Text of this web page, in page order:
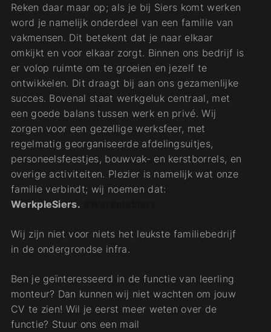
Reken daar maar op; als je bij Siers komt werken
word je namelijk onderdeel van een familie van
vakmensen. Dit betekent dat je naar elkaar
omkijkt en voor elkaar zorgt. Binnen ons bedrijf is
er volop ruimte om te groeien en jezelf te
ontwikkelen. Dit draagt bij aan ons gezamenlijke
succes. Bovenal staat werkgeluk centraal, met
een goede balans tussen werk en privé. Wij
zorgen voor een gezellige werksfeer, met
regelmatig georganiseerde afdelingsuitjes,
personeelsfeestjes, bouwvak- en kerstborrels, en
overige activiteiten. Plezier is namelijk wat onze
familie verbindt; wij noemen dat:
WerkpleSiers.
Wij zijn niet voor niets het leukste familiebedrijf
in de ondergrondse infra.
Ben je geïnteresseerd in de functie van leerling
monteur? Dan kunnen wij niet wachten om jouw
CV te zien! Wil je eerst meer weten over de
functie? Stuur ons een mail